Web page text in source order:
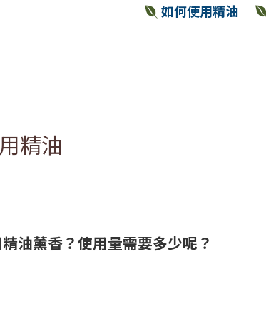
如何使用精油
精油
油薰香？使用量需要多少呢？